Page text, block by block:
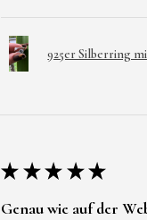
925er Silberring
★ ★ ★ ★ ★
Genau wie auf der